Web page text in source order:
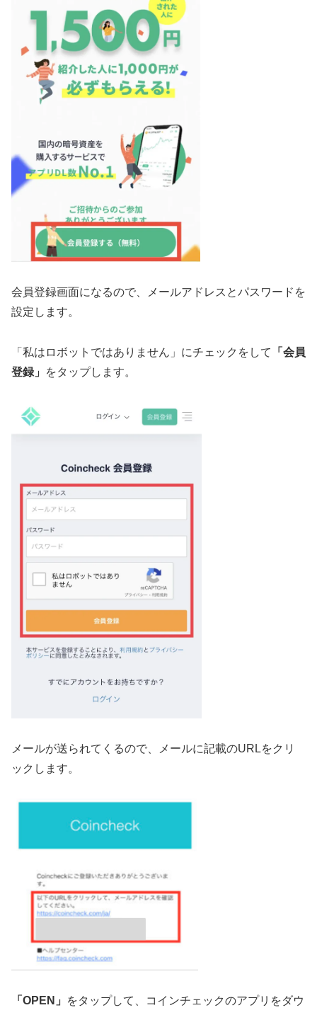
会員登録画面になるので、メールアドレスとパスワードを
設定します。
「私はロボットではありません」にチェックをして
「会員
登録」
をタップします。
メールが送られてくるので、メールに記載のURLをクリ
ックします。
「OPEN」
をタップして、コインチェックのアプリをダウ